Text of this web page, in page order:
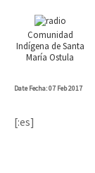
Comunidad
Indígena de Santa
María Ostula
DateFecha: 07 Feb 2017
[:es]